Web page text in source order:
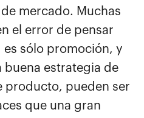
mercado. Muchas
el error de pensar
es sólo promoción, y
buena estrategia de
producto, pueden ser
que una gran